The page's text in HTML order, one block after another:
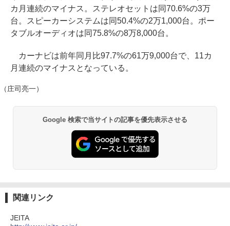
カ月連続のマイナス。ステレオセットは同70.6%の3万
台。スピーカーシステムは同50.4%の2万1,000台。ポー
タブルオーディオは同75.8%の8万8,000台。
カーナビは前年同月比97.7%の61万9,000台で、11カ
月連続のマイナスとなっている。
（庄司亮一）
Google 検索で当サイトの記事を優先表示させる
関連リンク
JEITA